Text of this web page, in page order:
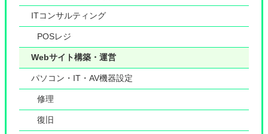
ITコンサルティング
POSレジ
Webサイト構築・運営
パソコン・IT・AV機器設定
修理
復旧